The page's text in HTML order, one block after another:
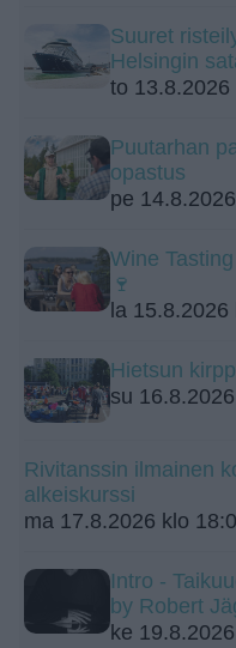
Suuret
Helsingin
to 13.8.2026
Puutarhan
opastus
pe
Wine
🍷
la 15.8.2026
Hietsun
su
Rivitanssin ilmainen
alkeiskurssi
ma 17.8.2026 klo
Intro -
by Robert
ke